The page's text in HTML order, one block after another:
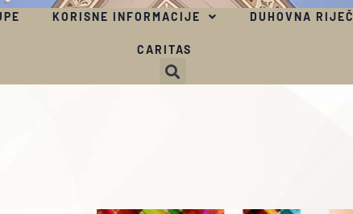
KORISNE INFORMACIJE DUHOVNA RIJEČ
CARITAS